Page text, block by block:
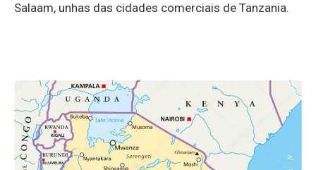
Salaam, unhas das cidades comerciais de Tanzania.